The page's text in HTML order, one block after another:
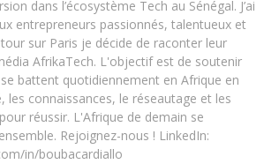
dans l’écosystème Tech au Sénégal. J’ai
entrepreneurs passionnés, talentueux et
sur Paris je décide de raconter leur
AfrikaTech. L'objectif est de soutenir
battent quotidiennement en Afrique en
les connaissances, le réseautage et les
réussir. L'Afrique de demain se
Rejoignez-nous ! LinkedIn:
in/boubacardiallo